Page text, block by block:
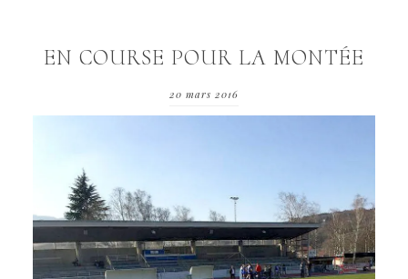
EN COURSE POUR LA MONTÉE
20 mars 2016